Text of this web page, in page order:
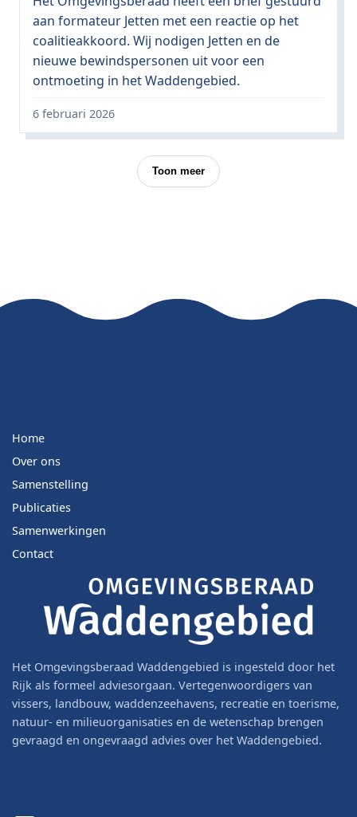
aan formateur Jetten met een reactie op het
coalitieakkoord. Wij nodigen Jetten en de
nieuwe bewindspersonen uit voor een
ontmoeting in het Waddengebied.
6 februari 2026
Toon meer
Home
Over ons
Samenstelling
Publicaties
Samenwerkingen
Contact
Het Omgevingsberaad Waddengebied is ingesteld door het
Rijk als formeel adviesorgaan. Vertegenwoordigers van
vissers, landbouw, waddenzeehavens, recreatie en toerisme,
natuur- en milieuorganisaties en de wetenschap brengen
gevraagd en ongevraagd advies over het Waddengebied.